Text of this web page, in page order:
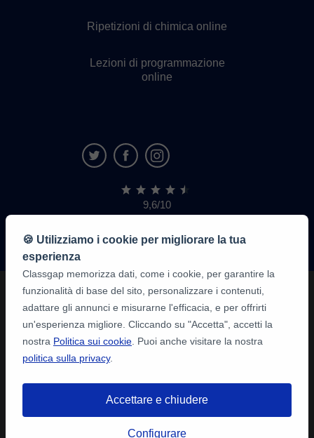
Ripetizioni di chimica online
Lezioni di programmazione
online
9,6/10
1.339.316
recensioni
di
alunni
🍪 Utilizziamo i cookie per migliorare la tua
esperienza
Classgap memorizza dati, come i cookie, per garantire la
funzionalità di base del sito, personalizzare i contenuti,
adattare gli annunci e misurarne l'efficacia, e per offrirti
un'esperienza migliore. Cliccando su "Accetta", accetti la
nostra Politica sui cookie . Puoi anche visitare la nostra
politica sulla privacy.
Accettare e chiudere
Configurare